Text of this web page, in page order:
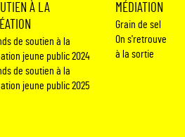
À LA
de soutien à la
jeune public 2024
de soutien à la
jeune public 2025
MÉDIATION
Grain de sel
On s'retrouve
à la sortie